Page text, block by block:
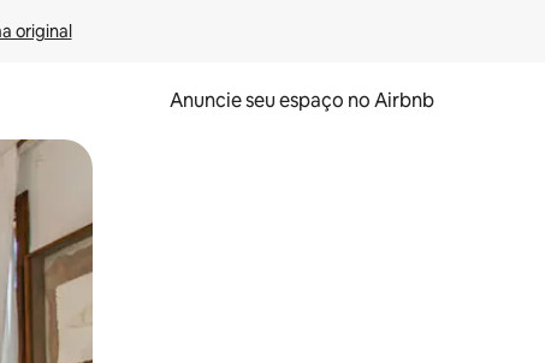
original
Anuncie seu espaço no Airbnb